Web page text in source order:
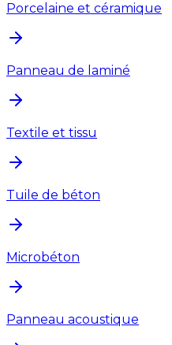
Porcelaine et céramique
Panneau de laminé
Textile et tissu
Tuile de béton
Microbéton
Panneau acoustique